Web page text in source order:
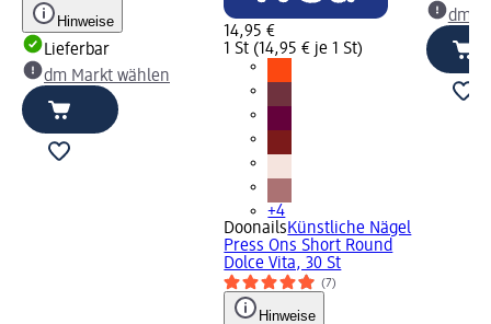
Hinweise
Lieferbar
dm Markt wählen
14,95 €
1 St (14,95 € je 1 St)
+4
DoonailsKünstliche Nägel
Press Ons Short Round
Dolce Vita, 30 St
(7)
Hinweise
dm